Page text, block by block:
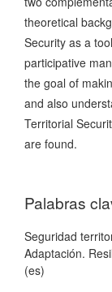
theoretical
Security as a
participative
the goal of
and also
Territorial
are found.
Palabras
Seguridad
Adaptación.
(es)